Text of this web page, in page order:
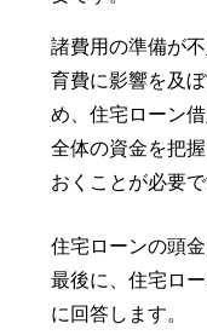
諸費用の準備が
育費に影響を及
め、住宅ローン
全体の資金を把
おくことが必要で
住宅ローンの頭
最後に、住宅ロ
に回答します。